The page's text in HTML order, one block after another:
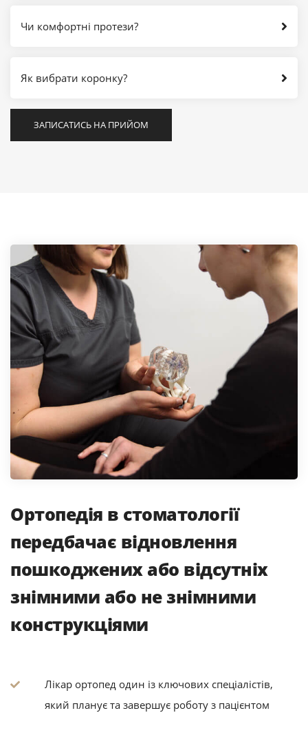
Чи комфортні протези?
Як вибрати коронку?
ЗАПИСАТИСЬ НА ПРИЙОМ
Ортопедія в стоматології
передбачає відновлення
пошкоджених або відсутніх
знімними або не знімними
конструкціями
Лікар ортопед один із ключових спеціалістів,
який планує та завершує роботу з пацієнтом